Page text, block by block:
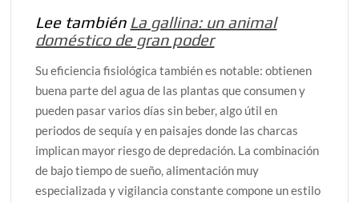
Lee también La gallina: un animal
doméstico de gran poder
Su eficiencia fisiológica también es notable: obtienen
buena parte del agua de las plantas que consumen y
pueden pasar varios días sin beber, algo útil en
periodos de sequía y en paisajes donde las charcas
implican mayor riesgo de depredación. La combinación
de bajo tiempo de sueño, alimentación muy
especializada y vigilancia constante compone un estilo